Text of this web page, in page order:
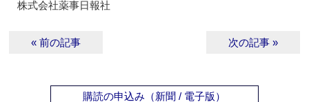
株式会社薬事日報社
« 前の記事 次の記事 »
購読の申込み（新聞 / 電子版）